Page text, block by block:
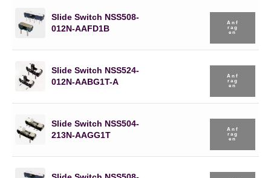
Slide Switch NSS508-
012N-AAFD1B
Anf
Rag
En
Slide Switch NSS524-
012N-AABG1T-A
Anf
Rag
En
Slide Switch NSS504-
213N-AAGG1T
Anf
Rag
En